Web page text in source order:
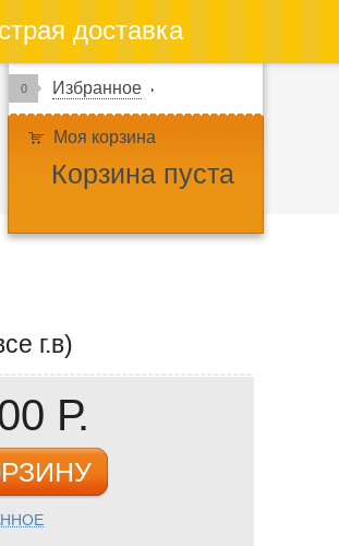
доставка
0 Избранное
Моя корзина
Корзина пуста
г.в)
Р.